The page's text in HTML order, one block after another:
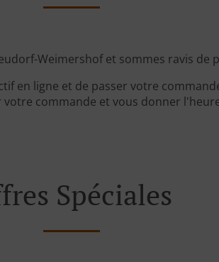
Weimershof et sommes ravis de
en ligne et de passer votre
commande et vous donner
Spéciales